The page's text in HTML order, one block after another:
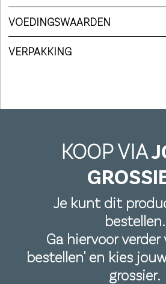
VOEDINGSWAARDEN
VERPAKKING
KOOP VIA
Je kunt dit
bestellen.
Ga hiervoor
bestellen' en kies
grossier.